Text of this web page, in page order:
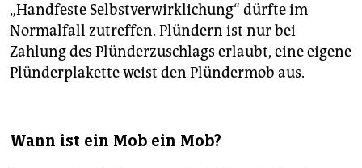
„Handfeste Selbstverwirklichung“ dürfte im
Normalfall zutreffen. Plündern ist nur bei
Zahlung des Plünderzuschlags erlaubt, eine eigene
Plünderplakette weist den Plündermob aus.
Wann ist ein Mob ein Mob?